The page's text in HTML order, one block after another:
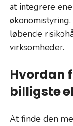
at integrere
løbende
virksomheder.
Hvordan
billigste
At finde den